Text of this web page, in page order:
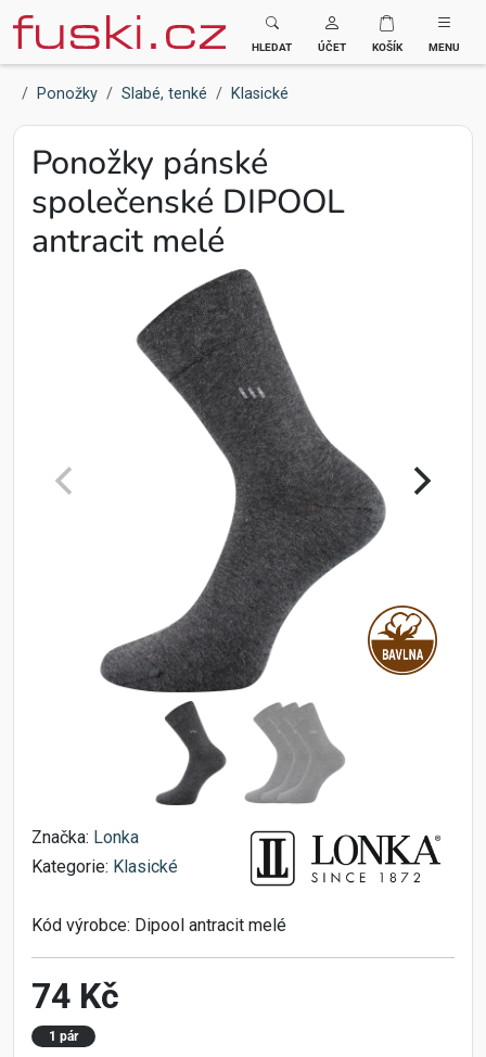
Fuski BOMA
HLEDAT ÚČET KOŠÍK MENU
Ponožky Slabé, tenké Klasické
Ponožky pánské
společenské DIPOOL
antracit melé
Značka: Lonka
Kategorie: Klasické
Kód výrobce: Dipool antracit melé
74 Kč
1 pár